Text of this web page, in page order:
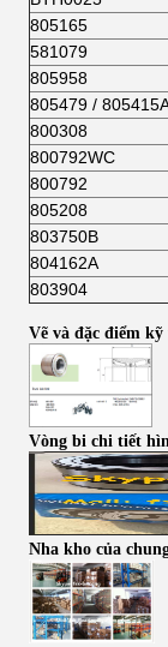
805165
581079
805958
805479 /
800308
800792WC
800792
805208
803750B
804162A
803904
Vẽ và đặc điểm
Vòng bi chi tiết
Nha kho của